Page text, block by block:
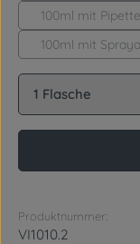
100ml mit
100ml mit
Produkt
Produktnummer:
VI1010.2